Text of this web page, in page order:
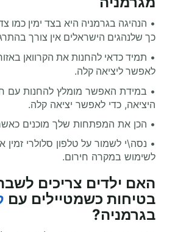
• הנהיגה בגרמניה היא בצד ימין כמו
כך שלנהגים הישראלים אין צורך
• תמיד כדאי להחנות את הקרוואן
לאפשר ליציאה קלה.
• במידת האפשר מומלץ להחנות עם
היציאה, כדי לאפשר יציאה קלה.
• הכן את המפתחות שלך מוכנים
• נסה\י לשמור על טלפון סלולרי
לשימוש במקרה חירום.
האם ילדים צריכים
בטיחות כשמטיילים עם
בגרמניה?